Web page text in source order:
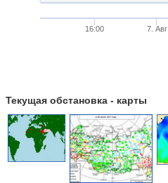
16:00 7. Авг
Текущая обстановка - карты